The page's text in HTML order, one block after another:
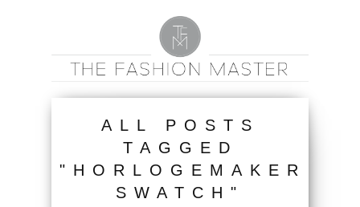
ALL POSTS
TAGGED
"HORLOGEMAKER
SWATCH"